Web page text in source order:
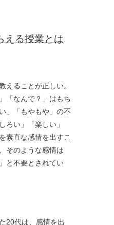
える授業とは
えることが正しい。
「なんで？」はもち
」「もやもや」の不
ろい」「楽しい」
素直な感情を出すこ
そのような感情は
と不要とされてい
20代は、感情を出